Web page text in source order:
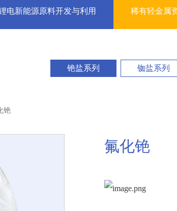
电新能源原料开发与利用 稀有轻金属
铯盐系列 铷盐系列
铯
氟化铯